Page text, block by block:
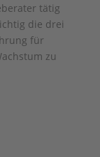
tätig
die drei
für
zu